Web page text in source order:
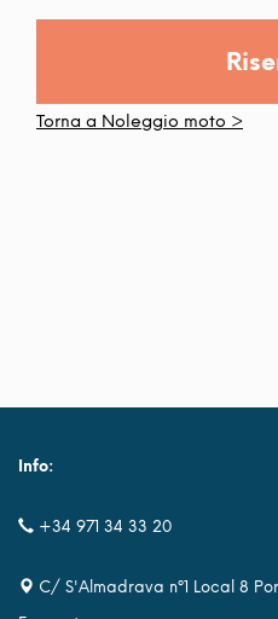
Torna a Noleggio moto >
Info:
+34 971 34 33 20
C/ S'Almadrava nº1 Local 8